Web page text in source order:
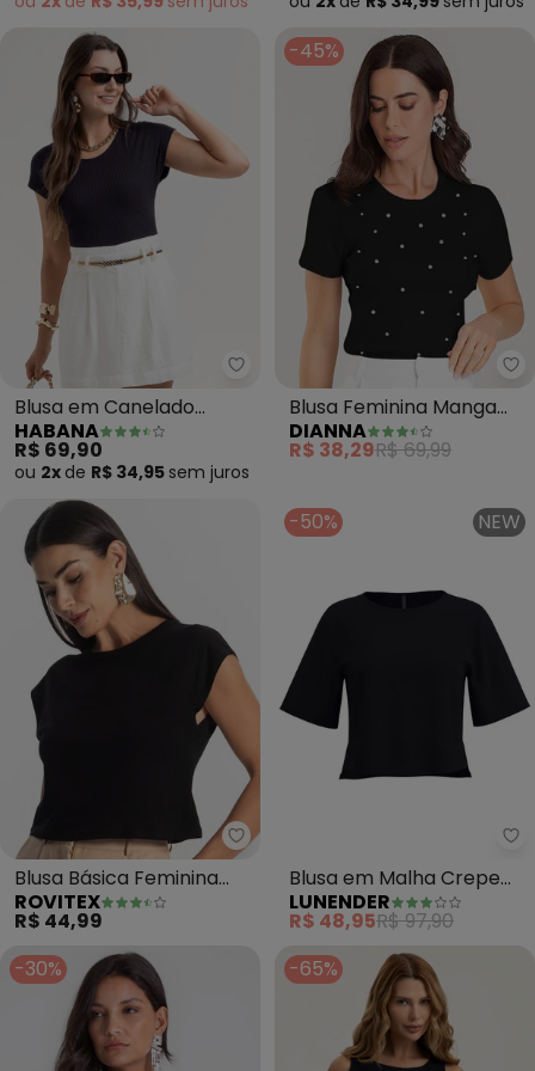
Habana - Blusa em Canelado
Blusa em Canelado
(Preto)
HABANA
R$ 69,90
ou 2x de R$ 34,95 sem juros
-45%
Blusa Feminina Manga
Curta com Rebites
(Preto)
DIANNA
R$ 38,29R$ 69,99
Rovitex - Blusa Básica
Blusa Básica Feminina
Viscotorcion (Preto)
ROVITEX
R$ 44,99
-50% NEW
Blusa em Malha Crepe
com Mangas Curtas
(Preto)
LUNENDER
R$ 48,95R$ 97,90
-30%
-65%